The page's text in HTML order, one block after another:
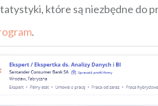
które są niezbędne do
.